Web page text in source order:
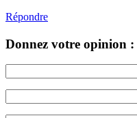
Répondre
Donnez votre opinion :